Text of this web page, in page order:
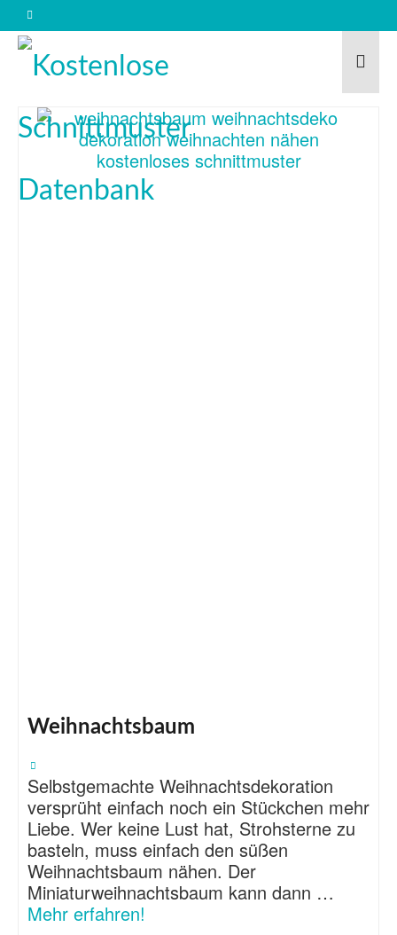
Weihnachtsbaum
Selbstgemachte Weihnachtsdekoration
versprüht einfach noch ein Stückchen mehr
Liebe. Wer keine Lust hat, Strohsterne zu
basteln, muss einfach den süßen
Weihnachtsbaum nähen. Der
Miniaturweihnachtsbaum kann dann …
Mehr erfahren!